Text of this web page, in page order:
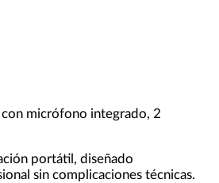
micrófono integrado, 2
portátil, diseñado
sin complicaciones técnicas.